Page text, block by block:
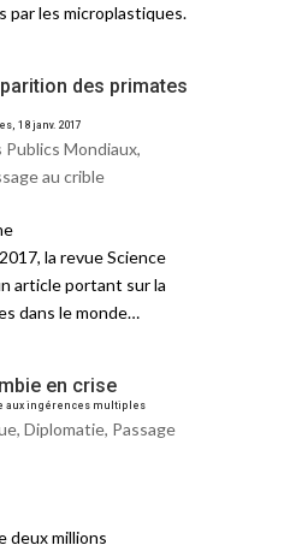
par les microplastiques.
des primates
18 janv. 2017
Publics Mondiaux,
au crible
la revue Science
article portant sur la
dans le monde…
en crise
aux ingérences multiples
, Diplomatie, Passage
deux millions